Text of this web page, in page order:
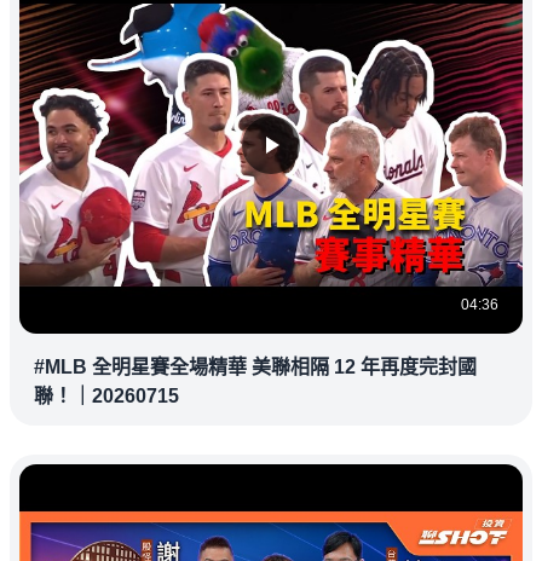
04:36
#MLB 全明星賽全場精華 美聯相隔 12 年再度完封國
聯！｜20260715